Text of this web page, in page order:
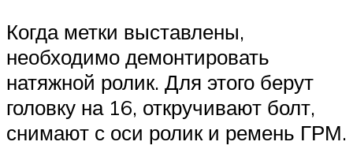
Когда метки выставлены,
необходимо демонтировать
натяжной ролик. Для этого берут
головку на 16, откручивают болт,
снимают с оси ролик и ремень ГРМ.